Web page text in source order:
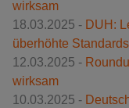
wirksam
18.03.2025 - DUH:
überhöhte Standards
12.03.2025 -
wirksam
10.03.2025 -